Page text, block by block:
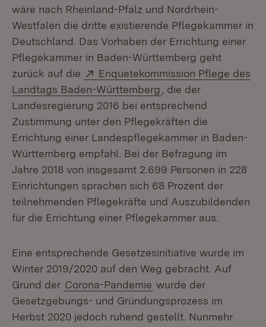
wäre nach Rheinland-Pfalz und Nordrhein-
Westfalen die dritte existierende Pflegekammer in
Deutschland. Das Vorhaben der Errichtung einer
Pflegekammer in Baden-Württemberg geht
zurück auf die
Extern:
Enquetekommission Pflege des
Landtags Baden-Württemberg (Öffnet in neuem
, die der
Landesregierung 2016 bei entsprechend
Zustimmung unter den Pflegekräften die
Errichtung einer Landespflegekammer in Baden-
Württemberg empfahl. Bei der Befragung im
Jahre 2018 von insgesamt 2.699 Personen in 228
Einrichtungen sprachen sich 68 Prozent der
teilnehmenden Pflegekräfte und Auszubildenden
für die Errichtung einer Pflegekammer aus.
Eine entsprechende Gesetzesinitiative wurde im
Winter 2019/2020 auf den Weg gebracht. Auf
Grund der Corona-Pandemie wurde der
Gesetzgebungs- und Gründungsprozess im
Herbst 2020 jedoch ruhend gestellt. Nunmehr